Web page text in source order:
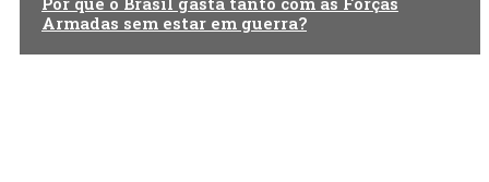
Armadas sem estar em guerra?